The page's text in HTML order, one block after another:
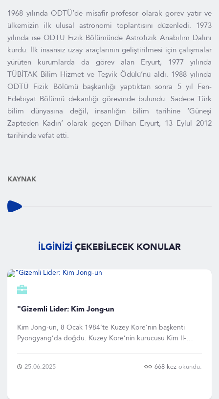
1968 yılında ODTÜ’de misafir profesör olarak görev yatır ve
ülkemizin ilk ulusal astronomi toplantısını düzenledi. 1973
yılında ise ODTÜ Fizik Bölümünde Astrofizik Anabilim Dalını
kurdu. İlk insansız uzay araçlarının geliştirilmesi için çalışmalar
yürüten kurumlarda da görev alan Eryurt, 1977 yılında
TÜBİTAK Bilim Hizmet ve Teşvik Ödülü’nü aldı. 1988 yılında
ODTÜ Fizik Bölümü başkanlığı yaptıktan sonra 5 yıl Fen-
Edebiyat Bölümü dekanlığı görevinde bulundu. Sadece Türk
bilim dünyasına değil, insanlığın bilim tarihine ‘Güneşi
Zapteden Kadın’ olarak geçen Dilhan Eryurt, 13 Eylül 2012
tarihinde vefat etti.
KAYNAK
İLGİNİZİ ÇEKEBİLECEK KONULAR
"Gizemli Lider: Kim Jong-un
Kim Jong-un, 8 Ocak 1984’te Kuzey Kore’nin başkenti
Pyongyang’da doğdu. Kuzey Kore’nin kurucusu Kim Il-
yaşlardan itibaren özel bir şekilde yetiştirildi. Çoc
25.06.2025 668 kez okundu.